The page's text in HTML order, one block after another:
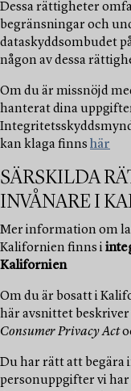
Dessa rättigheter
begränsningar och
dataskyddsombudet
någon av dessa
Om du är missnöjd
hanterat dina
kan klaga finns här
SÄRSKILDA
INVÅNARE I
Mer information om
Kalifornien finns i
Kalifornien
Om du är bosatt i
här avsnittet
Consumer Privacy Act
Du har rätt att begära
personuppgifter vi